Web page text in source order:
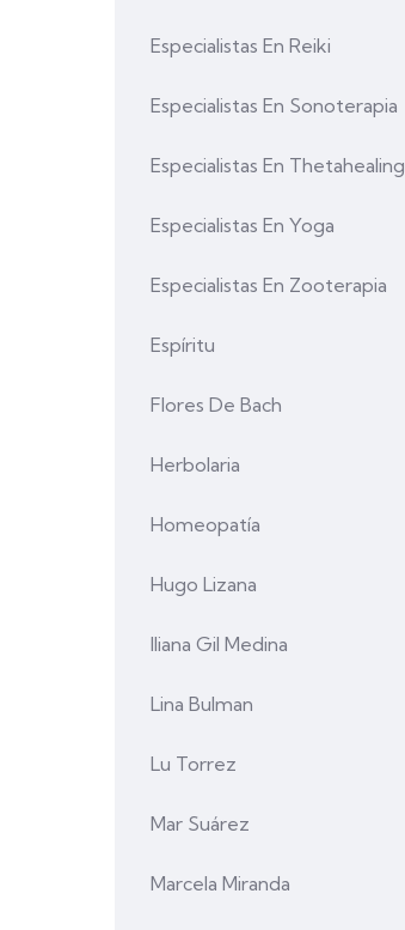
Especialistas En Reiki
Especialistas En Sonoterapia
Especialistas En Thetahealing
Especialistas En Yoga
Especialistas En Zooterapia
Espíritu
Flores De Bach
Herbolaria
Homeopatía
Hugo Lizana
Iliana Gil Medina
Lina Bulman
Lu Torrez
Mar Suárez
Marcela Miranda